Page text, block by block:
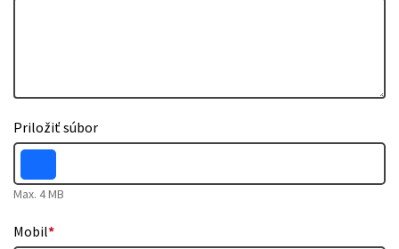
Priložiť súbor
Max. 4 MB
Mobil*